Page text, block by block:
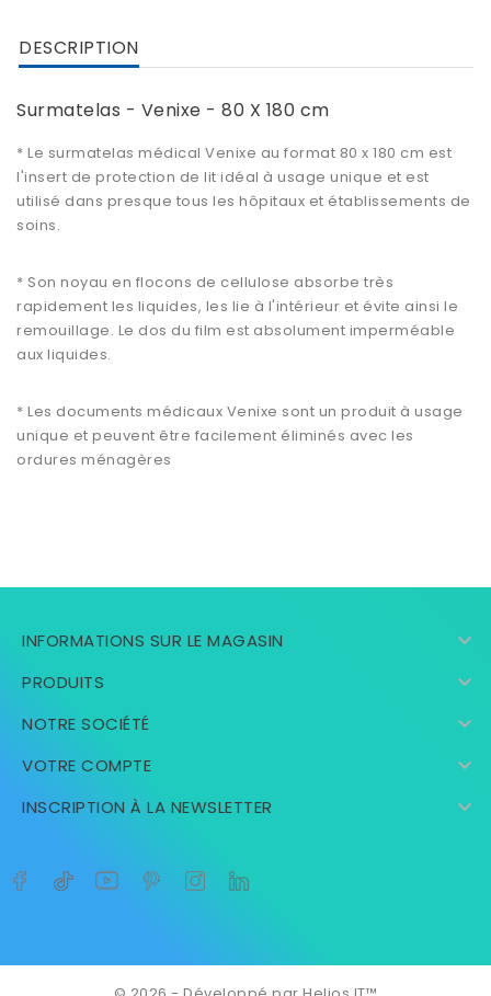
DESCRIPTION
Surmatelas - Venixe - 80 X 180 cm
* Le surmatelas médical Venixe au format 80 x 180 cm est
l'insert de protection de lit idéal à usage unique et est
utilisé dans presque tous les hôpitaux et établissements de
soins.
* Son noyau en flocons de cellulose absorbe très
rapidement les liquides, les lie à l'intérieur et évite ainsi le
remouillage. Le dos du film est absolument imperméable
aux liquides.
* Les documents médicaux Venixe sont un produit à usage
unique et peuvent être facilement éliminés avec les
ordures ménagères
INFORMATIONS SUR LE MAGASIN 
PRODUITS 
NOTRE SOCIÉTÉ 
VOTRE COMPTE 
INSCRIPTION À LA NEWSLETTER 